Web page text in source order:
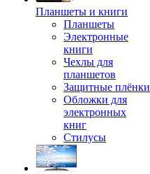
Планшеты и книги
Планшеты
Электронные
книги
Чехлы для
планшетов
Защитные плёнки
Обложки для
электронных
книг
Стилусы